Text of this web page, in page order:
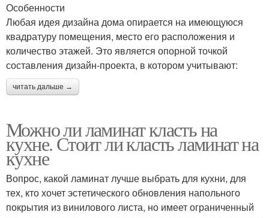
Особенности
Любая идея дизайна дома опирается на имеющуюся
квадратуру помещения, место его расположения и
количество этажей. Это является опорной точкой
составления дизайн-проекта, в котором учитывают:
читать дальше →
Можно ли ламинат класть на
кухне. Стоит ли класть ламинат на
кухне
Вопрос, какой ламинат лучше выбрать для кухни, для
тех, кто хочет эстетического обновления напольного
покрытия из винилового листа, но имеет ограниченный